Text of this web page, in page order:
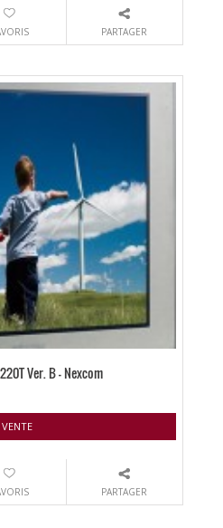
PARTAGER
Ver. B – Nexcom
VENTE
PARTAGER